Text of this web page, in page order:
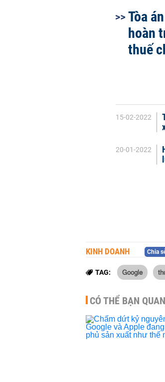
Tòa
hoàn
thuế
15-02-2022
20-01-2022
KINH DOANH Chia
TAG: Google
CÓ THỂ BẠN